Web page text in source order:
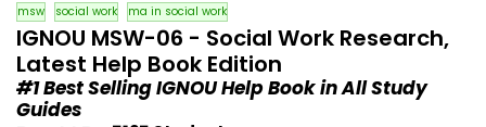
msw social work ma in social work
IGNOU MSW-06 - Social Work Research,
Latest Help Book Edition
#1 Best Selling IGNOU Help Book in All Study
Guides